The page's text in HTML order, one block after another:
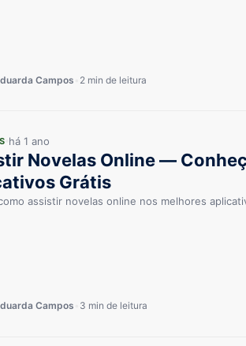
Campos 2 min de leitura
há 1 ano
Novelas Online —
Grátis
assistir novelas online nos melhores
Campos 3 min de leitura